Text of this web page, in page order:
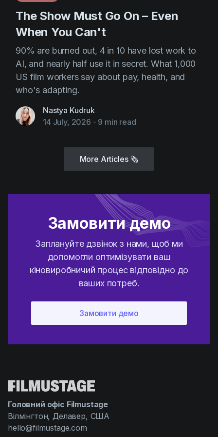
The Show Must Go On – Even
When You Can't
90% are burned out, 4 in 10 have lost work to
AI, and nearly half use it in secret. What 1,000
US film workers say about pay, health, and
who's adapting.
Nastya Kudruk
14 July, 2026 - 9 min read
More Articles 🗞
Замовити демо
Заплануйте дзвінок з нами, щоб ми
допомогли оптимізувати ваш
кіновиробничий процес відповідно до
ваших потреб.
Головний офіс Filmustage
Вілмінгтон, Делавер, США
hello@filmustage.com